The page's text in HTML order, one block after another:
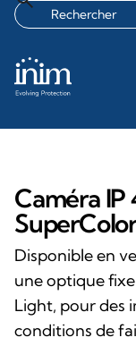
Caméra
Disponible en
une optique
Light, pour des
conditions de